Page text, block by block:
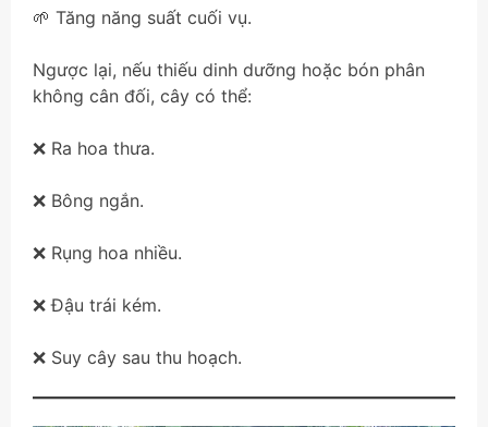
🌱 Tăng năng suất cuối vụ.
Ngược lại, nếu thiếu dinh dưỡng hoặc bón phân
không cân đối, cây có thể:
❌ Ra hoa thưa.
❌ Bông ngắn.
❌ Rụng hoa nhiều.
❌ Đậu trái kém.
❌ Suy cây sau thu hoạch.